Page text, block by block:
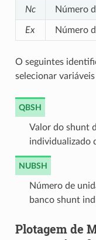
Nc Número
Ex Número
O seguintes
selecionar
QBSH
Valor do shunt
individualizado
NUBSH
Número de
banco shunt
Plotagem de